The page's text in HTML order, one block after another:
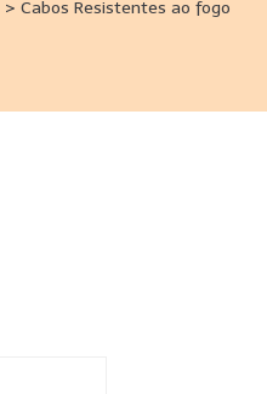
> Cabos Resistentes ao fogo